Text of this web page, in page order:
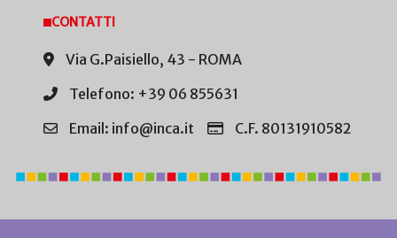
CONTATTI
Via G.Paisiello, 43 - ROMA
Telefono: +39 06 855631
Email: info@inca.it
C.F. 80131910582